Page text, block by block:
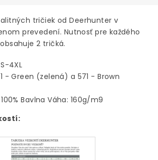
tričiek od Deerhunter v
prevedení. Nutnosť pre každého
2 tričká.
4XL
- Green (zelená) a 571 - Brown
Bavlna Váha: 160g/m9